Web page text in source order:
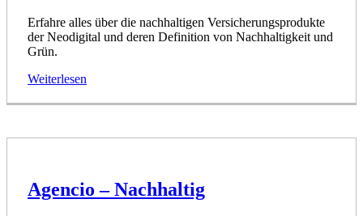
Erfahre alles über die nachhaltigen Versicherungsprodukte
der Neodigital und deren Definition von Nachhaltigkeit und
Grün.
Weiterlesen
Agencio – Nachhaltig